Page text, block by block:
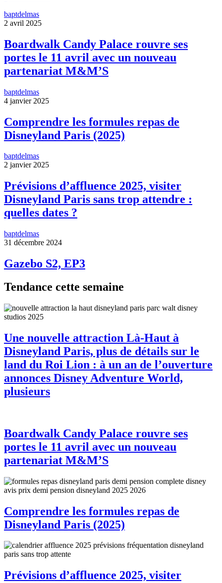
baptdelmas
2 avril 2025
Boardwalk Candy Palace rouvre ses
portes le 11 avril avec un nouveau
partenariat M&M’S
baptdelmas
4 janvier 2025
Comprendre les formules repas de
Disneyland Paris (2025)
baptdelmas
2 janvier 2025
Prévisions d’affluence 2025, visiter
Disneyland Paris sans trop attendre :
quelles dates ?
baptdelmas
31 décembre 2024
Gazebo S2, EP3
Tendance cette semaine
Une nouvelle attraction Là-Haut à
Disneyland Paris, plus de détails sur le
land du Roi Lion : à un an de l’ouverture
annonces Disney Adventure World,
plusieurs
Boardwalk Candy Palace rouvre ses
portes le 11 avril avec un nouveau
partenariat M&M’S
Comprendre les formules repas de
Disneyland Paris (2025)
Prévisions d’affluence 2025, visiter